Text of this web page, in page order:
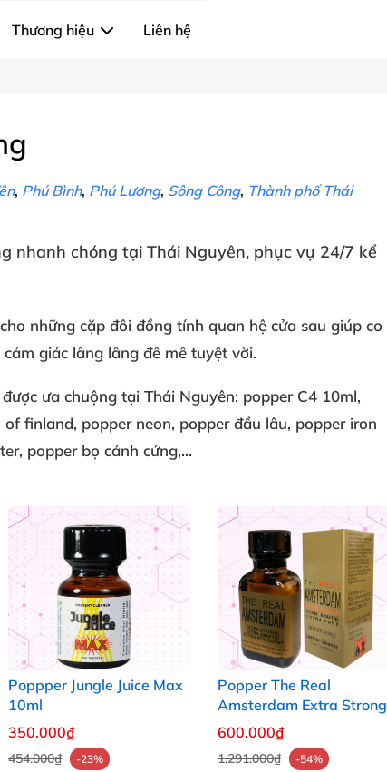
Thương hiệu Liên hệ
, Phú Bình, Phú Lương, Sông Công, Thành phố Thái
nhanh chóng tại Thái Nguyên, phục vụ 24/7 kể
những cặp đôi đồng tính quan hệ cửa sau giúp co
cảm giác lâng lângđê mê tuyệt vời.
ưa chuộngtại Thái Nguyên: popper C4 10ml,
of finland, popper neon, popper đầu lâu, popper iron
, popper bọ cánh cứng,…
Poppper Jungle Juice Max
10ml
350.000₫
454.000₫
-23%
Popper The Real
Amsterdam Extra Strong
30ml
600.000₫
1.291.000₫
-54%